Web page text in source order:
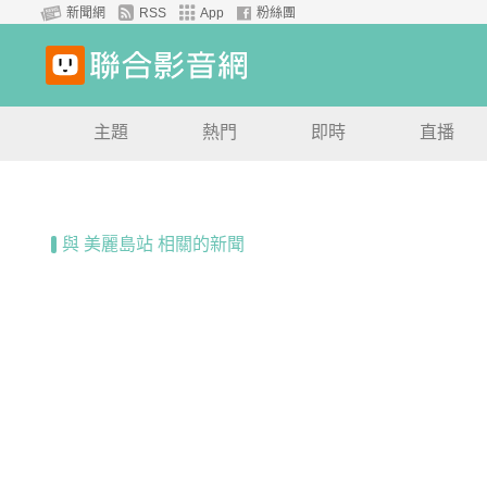
新聞網 RSS App 粉絲團
主題 熱門 即時 直播
與 美麗島站 相關的新聞